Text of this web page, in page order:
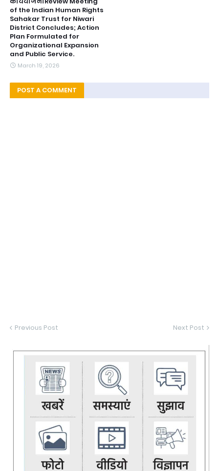
of the Indian Human Rights
Sahakar Trust for Niwari
District Concludes; Action
Plan Formulated for
Organizational Expansion
and Public Service.
March 19, 2026
POST A COMMENT
Previous Post Next Post